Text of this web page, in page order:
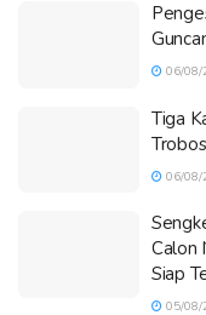
06/08/
Tiga
06/08/
Calon
Siap
05/08/